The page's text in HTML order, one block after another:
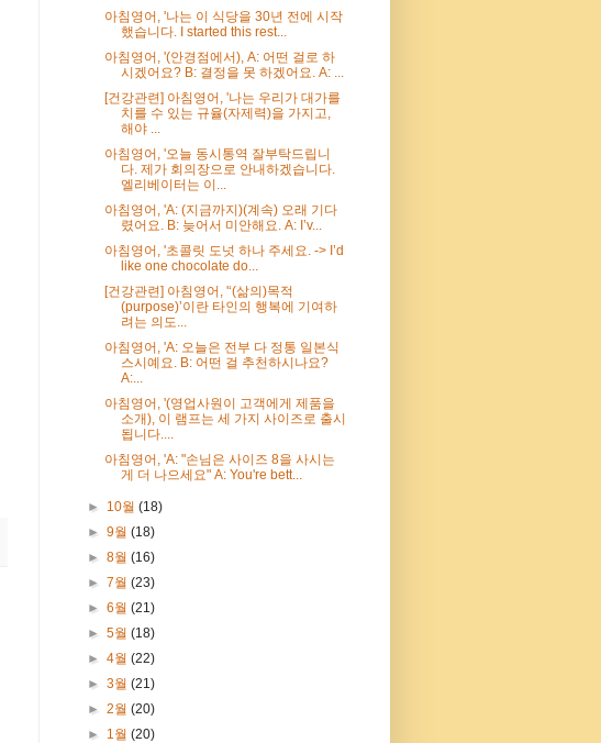
아침영어, '나는 이 식당을 30년 전에 시작
했습니다. I started this rest...
아침영어, '(안경점에서), A: 어떤 걸로 하
시겠어요? B: 결정을 못 하겠어요. A: ...
[건강관련] 아침영어, '나는 우리가 대가를
치를 수 있는 규율(자제력)을 가지고,
해야 ...
아침영어, '오늘 동시통역 잘부탁드립니
다. 제가 회의장으로 안내하겠습니다.
엘리베이터는 이...
아침영어, 'A: (지금까지)(계속) 오래 기다
렸어요. B: 늦어서 미안해요. A: I’v...
아침영어, '초콜릿 도넛 하나 주세요. -> I’d
like one chocolate do...
[건강관련] 아침영어, '‘(삶의)목적
(purpose)’이란 타인의 행복에 기여하
려는 의도...
아침영어, 'A: 오늘은 전부 다 정통 일본식
스시예요. B: 어떤 걸 추천하시나요?
A:...
아침영어, '(영업사원이 고객에게 제품을
소개), 이 램프는 세 가지 사이즈로 출시
됩니다....
아침영어, 'A: "손님은 사이즈 8을 사시는
게 더 나으세요" A: You're bett...
► 10월(18)
►9월(18)
►8월(16)
►7월(23)
►6월(21)
►5월(18)
►4월(22)
►3월(21)
►2월(20)
► 1월(20)